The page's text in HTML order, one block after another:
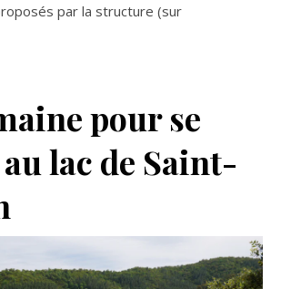
par la structure (sur
pour se
lac de Saint-